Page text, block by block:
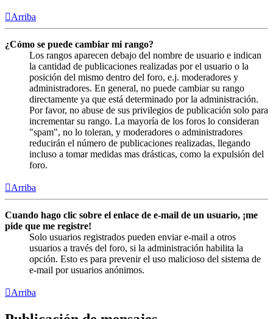
Arriba
¿Cómo se puede cambiar mi rango?
Los rangos aparecen debajo del nombre de usuario e indican
la cantidad de publicaciones realizadas por el usuario o la
posición del mismo dentro del foro, e.j. moderadores y
administradores. En general, no puede cambiar su rango
directamente ya que está determinado por la administración.
Por favor, no abuse de sus privilegios de publicación solo para
incrementar su rango. La mayoría de los foros lo consideran
"spam", no lo toleran, y moderadores o administradores
reducirán el número de publicaciones realizadas, llegando
incluso a tomar medidas mas drásticas, como la expulsión del
foro.
Arriba
Cuando hago clic sobre el enlace de e-mail de un usuario, ¡me
pide que me registre!
Solo usuarios registrados pueden enviar e-mail a otros
usuarios a través del foro, si la administración habilita la
opción. Esto es para prevenir el uso malicioso del sistema de
e-mail por usuarios anónimos.
Arriba